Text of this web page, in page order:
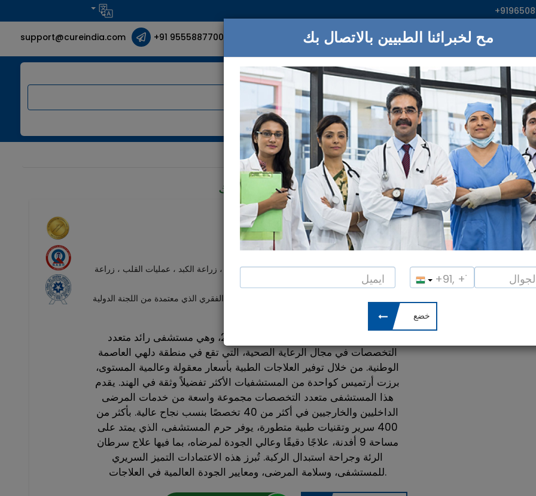
المستشفيات خدمات support@cureindia.com +91 9555887700
:اناابحث
نيو دلهي سيفاناندا يوغا فيدانتا
مبروك!33المستشفيات تلبية الاحتياجات الخاصة بك
0%
مستشفي ارتيمس
بنغالور, دهلي
تأسست في: 2007
رائج ل: جراحة التجميل ، علاج العظام ، علاج السرطن ، زراعة الكبد ، عمليات القلب ، زراعة
افضل مستشفي لعلاج العظام والعامود الفقري الذي معتمدة من اللجنة الدولية
المشتركة
تأسست مستشفيات أرتميس عام 2007، وهي مستشفى رائد متعدد
التخصصات في مجال الرعاية الصحية، التي تقع في منطقة دلهي العاصمة
الوطنية. من خلال توفير العلاجات الطبية بأسعار معقولة وعالمية المستوى،
برزت أرتميس كواحدة من المستشفيات الأكثر تفضيلاً وثقة في الهند. يقدم
هذا المستشفى متعدد التخصصات مجموعة واسعة من خدمات المرضى
الداخليين والخارجيين في أكثر من 40 تخصصًا بنسب نجاح عالية. بأكثر من
400 سرير وتقنيات طبية متطورة، يوفر حرم المستشفى، الذي يمتد على
مساحة 9 أفدنة، علاجًا دقيقًا وعالي الجودة لمرضاه، بما فيها علاج سرطان
الرئة وجراحة استبدال الركبة. تُبرز هذه الاعتمادات التميز السريري
للمستشفى، وسلامة المرضى، ومعايير الجودة العالمية في العلاجات.